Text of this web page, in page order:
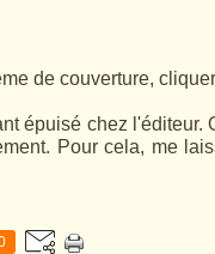
de couverture, cliquer
épuisé chez l'éditeur.
Pour cela, me